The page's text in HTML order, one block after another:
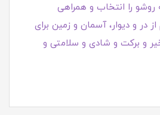
روشو را انتخاب و همراهی
در و دیوار، آسمان و زمین برای
خیر و برکت و شادی و سلامتی و